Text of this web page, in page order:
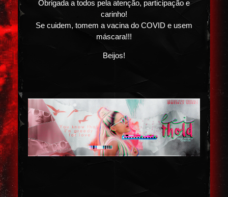
Obrigada a todos pela atenção, participação e
carinho!
Se cuidem, tomem a vacina do COVID e usem
máscara!!!
Beijos!